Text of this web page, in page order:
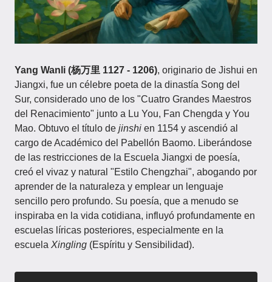
Yang Wanli (杨万里 1127 - 1206), originario de Jishui en
Jiangxi, fue un célebre poeta de la dinastía Song del
Sur, considerado uno de los "Cuatro Grandes Maestros
del Renacimiento" junto a Lu You, Fan Chengda y You
Mao. Obtuvo el título de jinshi en 1154 y ascendió al
cargo de Académico del Pabellón Baomo. Liberándose
de las restricciones de la Escuela Jiangxi de poesía,
creó el vivaz y natural "Estilo Chengzhai", abogando por
aprender de la naturaleza y emplear un lenguaje
sencillo pero profundo. Su poesía, que a menudo se
inspiraba en la vida cotidiana, influyó profundamente en
escuelas líricas posteriores, especialmente en la
escuela Xingling (Espíritu y Sensibilidad).